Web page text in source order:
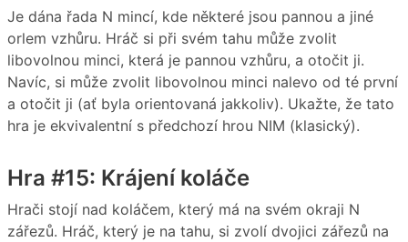
Je dána řada N mincí, kde některé jsou pannou a jiné
orlem vzhůru. Hráč si při svém tahu může zvolit
libovolnou minci, která je pannou vzhůru, a otočit ji.
Navíc, si může zvolit libovolnou minci nalevo od té první
a otočit ji (ať byla orientovaná jakkoliv). Ukažte, že tato
hra je ekvivalentní s předchozí hrou NIM (klasický).
Hra #15: Krájení koláče
Hrači stojí nad koláčem, který má na svém okraji N
zářezů. Hráč, který je na tahu, si zvolí dvojici zářezů na